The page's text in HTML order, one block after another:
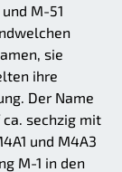
M-51
sie
ihre
Der Name
sechzig mit
und M4A3
M-1 in den